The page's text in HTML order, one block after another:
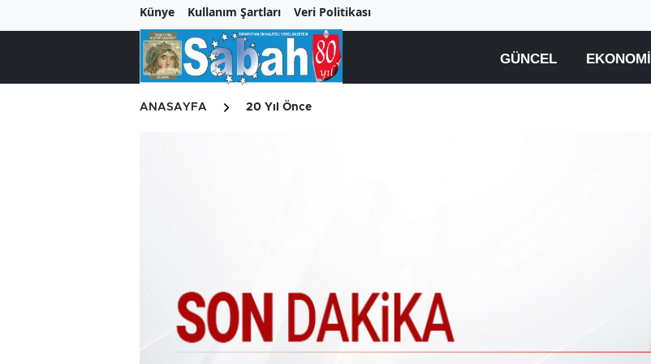
Künye Kullanım Şartları Veri Politikası
GÜNCEL EKONOMI
ANASAYFA 20 Yıl Önce
Birçok uyku hastalığının